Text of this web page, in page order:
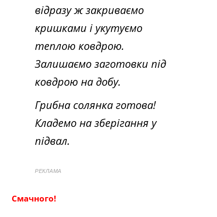
відразу ж закриваємо
кришками і укутуємо
теплою ковдрою.
Залишаємо заготовки під
ковдрою на добу.
Грибна солянка готова!
Кладемо на зберігання у
підвал.
РЕКЛАМА
Смачного!